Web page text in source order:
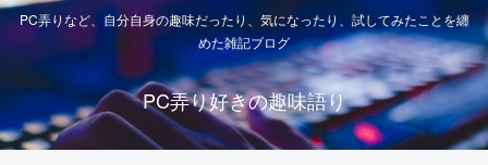
PC弄りなど、自分自身の趣味だったり、気になったり、試してみたことを纏
めた雑記ブログ
PC弄り好きの趣味語り